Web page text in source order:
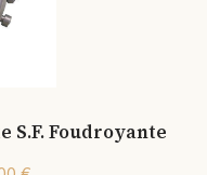
S.F. Foudroyante